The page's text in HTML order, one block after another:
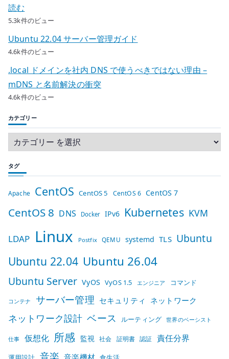
読む
5.3k件のビュー
Ubuntu 22.04 サーバー管理ガイド
4.6k件のビュー
.local ドメインを社内 DNS で使うべきではない理由 –
mDNS と名前解決の衝突
4.6k件のビュー
カテゴリー
タグ
Apache CentOS CentOS 5 CentOS 6 CentOS 7
CentOS 8 DNS Docker IPv6 Kubernetes KVM
LDAP Linux Postfix QEMU systemd TLS Ubuntu
Ubuntu 22.04 Ubuntu 26.04
Ubuntu Server VyOS VyOS 1.5 エンジニア コマンド
コンテナ サーバー管理 セキュリティ ネットワーク
ネットワーク設計 ベース ルーティング 世界のベーシスト
仕事 仮想化 所感 監視 社会 証明書 認証 責任分界
音楽 音楽機材